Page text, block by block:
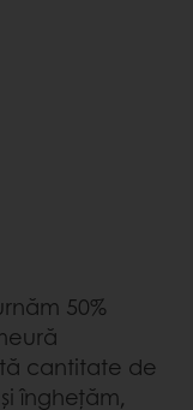
50%
cantitate de
îngheţăm,